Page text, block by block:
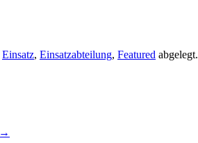
Einsatz, Einsatzabteilung, Featured abgelegt.
→